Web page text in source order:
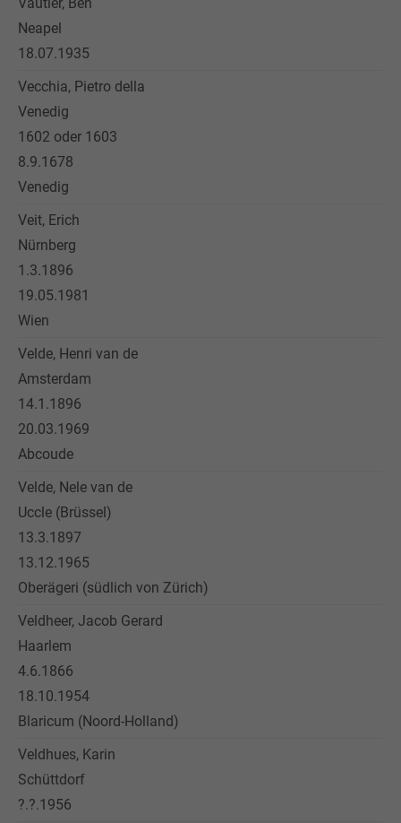
Neapel
18.07.1935
Vecchia, Pietro della
Venedig
1602 oder 1603
8.9.1678
Venedig
Veit, Erich
Nürnberg
1.3.1896
19.05.1981
Wien
Velde, Henri van de
Amsterdam
14.1.1896
20.03.1969
Abcoude
Velde, Nele van de
Uccle (Brüssel)
13.3.1897
13.12.1965
Oberägeri (südlich von Zürich)
Veldheer, Jacob Gerard
Haarlem
4.6.1866
18.10.1954
Blaricum (Noord-Holland)
Veldhues, Karin
Schüttdorf
?.?.1956